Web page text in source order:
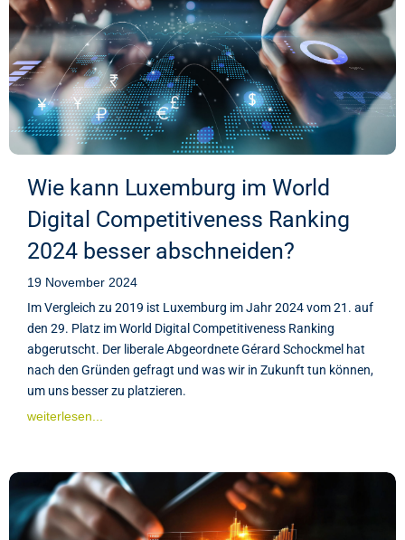
Wie kann Luxemburg im World
Digital Competitiveness Ranking
2024 besser abschneiden?
19 November 2024
Im Vergleich zu 2019 ist Luxemburg im Jahr 2024 vom 21. auf
den 29. Platz im World Digital Competitiveness Ranking
abgerutscht. Der liberale Abgeordnete Gérard Schockmel hat
nach den Gründen gefragt und was wir in Zukunft tun können,
um uns besser zu platzieren.
weiterlesen...